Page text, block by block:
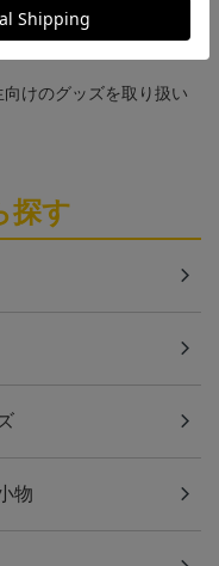
けのグッズを取り扱い
探す
物